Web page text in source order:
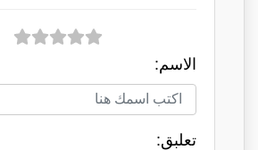
الاسم:
تعلبق: